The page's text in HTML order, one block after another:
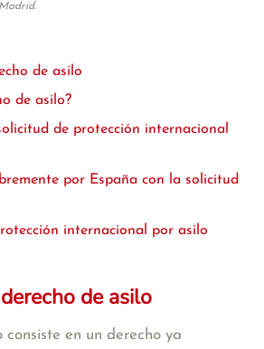
de asilo
de asilo?
de protección internacional
por España con la solicitud
internacional por asilo
de asilo
consiste en un derecho ya